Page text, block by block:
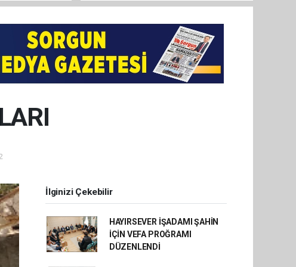
İlginizi Çekebilir
HAYIRSEVER İŞADAMI ŞAHİN
İÇİN VEFA PROĞRAMI
DÜZENLENDİ